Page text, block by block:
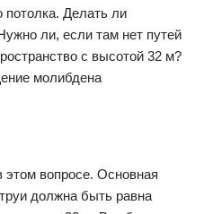
потолка. Делать ли
ли, если там нет путей
с высотой 32 м?
молибдена
этом вопросе. Основная
должна быть равна